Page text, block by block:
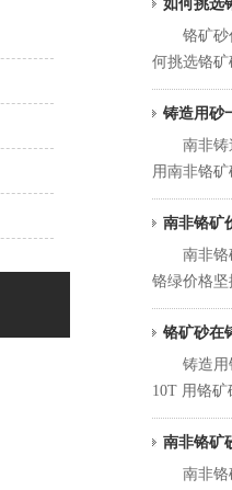
如何挑选
铬矿砂作
何挑选铬
铸造用砂
南非铸造
用南非铬
南非铬矿
南非铬矿
铬绿价格
铬矿砂在
铸造用铬
10T 用铬矿
南非铬矿
南非铬